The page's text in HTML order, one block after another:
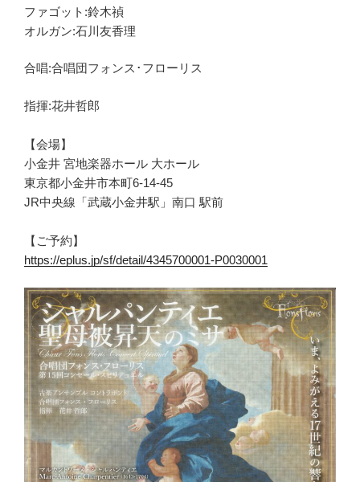
ファゴット:鈴木禎
オルガン:石川友香理
合唱:合唱団フォンス･フローリス
指揮:花井哲郎
【会場】
小金井 宮地楽器ホール 大ホール
東京都小金井市本町6-14-45
JR中央線「武蔵小金井駅」南口 駅前
【ご予約】
https://eplus.jp/sf/detail/4345700001-P0030001